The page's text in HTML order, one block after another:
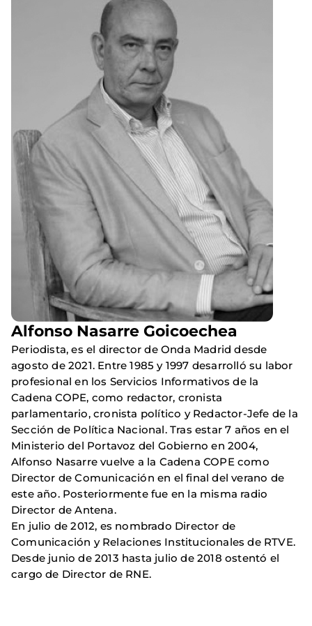
Alfonso Nasarre Goicoechea
Periodista, es el director de Onda Madrid desde
agosto de 2021. Entre 1985 y 1997 desarrolló su labor
profesional en los Servicios Informativos de la
Cadena COPE, como redactor, cronista
parlamentario, cronista político y Redactor-Jefe de la
Sección de Política Nacional. Tras estar 7 años en el
Ministerio del Portavoz del Gobierno en 2004,
Alfonso Nasarre vuelve a la Cadena COPE como
Director de Comunicación en el final del verano de
este año. Posteriormente fue en la misma radio
Director de Antena.
En julio de 2012, es nombrado Director de
Comunicación y Relaciones Institucionales de RTVE.
Desde junio de 2013 hasta julio de 2018 ostentó el
cargo de Director de RNE.